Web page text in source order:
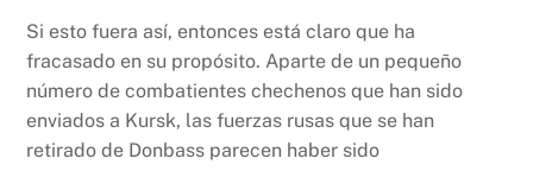
Si esto fuera así, entonces está claro que ha
fracasado en su propósito. Aparte de un pequeño
número de combatientes chechenos que han sido
enviados a Kursk, las fuerzas rusas que se han
retirado de Donbass parecen haber sido